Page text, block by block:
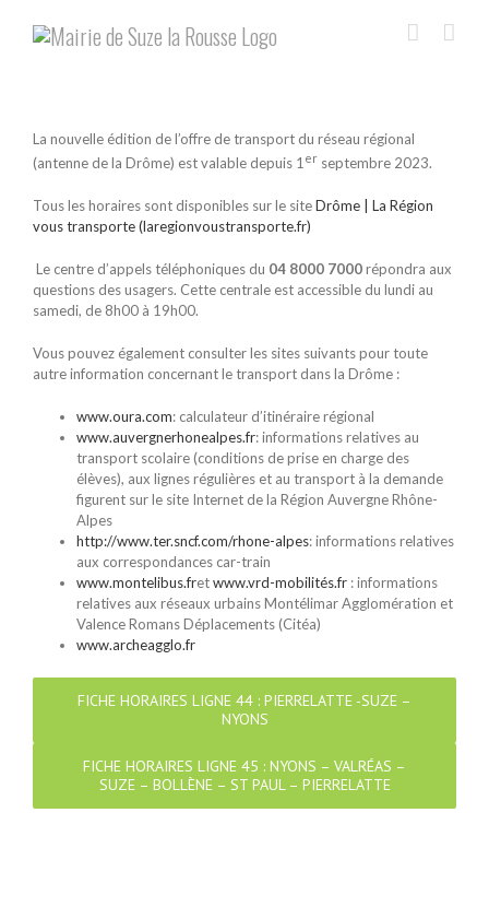
La nouvelle édition de l’offre de transport du réseau régional
(antenne de la Drôme) est valable depuis 1er septembre 2023.
Tous les horaires sont disponibles sur le siteDrôme | La Région
vous transporte (laregionvoustransporte.fr)
Le centre d’appels téléphoniques du 04 8000 7000répondra aux
questions des usagers. Cette centrale est accessible du lundi au
samedi, de 8h00 à 19h00.
Vous pouvez également consulter les sites suivants pour toute
autre information concernant le transport dans la Drôme :
www.oura.com: calculateur d’itinéraire régional
www.auvergnerhonealpes.fr: informations relatives au
transport scolaire (conditions de prise en charge des
élèves), aux lignes régulières et au transport à la demande
figurent sur le site Internet de la Région Auvergne Rhône-
Alpes
http://www.ter.sncf.com/rhone-alpes: informations relatives
aux correspondances car-train
www.montelibus.fretwww.vrd-mobilités.fr : informations
relatives aux réseaux urbains Montélimar Agglomération et
Valence Romans Déplacements (Citéa)
www.archeagglo.fr
FICHE HORAIRES LIGNE 44 : PIERRELATTE -SUZE –
NYONS
FICHE HORAIRES LIGNE 45 : NYONS – VALRÉAS –
SUZE – BOLLÈNE – ST PAUL – PIERRELATTE